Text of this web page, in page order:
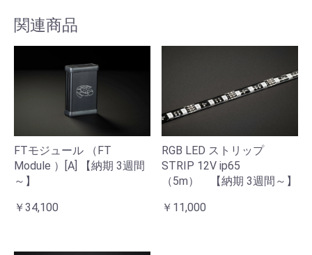
関連商品
FTモジュール （FT
Module ）[A] 【納期 3週間
～】
￥34,100
RGB LED ストリップ
STRIP 12V ip65
（5m） 【納期 3週間～】
￥11,000